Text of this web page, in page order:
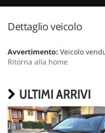
PERMUTA USATO
CONTATTI
NEWS
Dettaglio veicolo
Avvertimento: Veicolo
Ritorna alla home
ULTIMI ARRIVI